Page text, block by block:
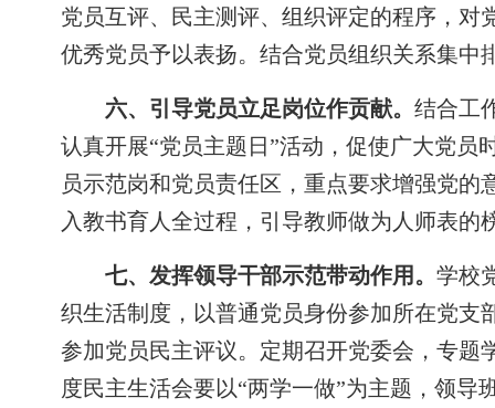
党员互评、民主测评、组织评定的程序，
优秀党员予以表扬。结合党员组织关系集中
六、引导党员立足岗位作贡献。结合工
认真开展“党员主题日”活动，促使广大党
员示范岗和党员责任区，重点要求增强党
入教书育人全过程，引导教师做为人师表
七、发挥领导干部示范带动作用。学校
织生活制度，以普通党员身份参加所在党支
参加党员民主评议。定期召开党委会，专题
度民主生活会要以“两学一做”为主题，领